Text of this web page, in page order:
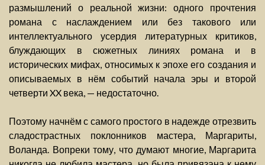
размышлений о реальной жизни: одного прочтения
романа с наслаждением или без такового или
интеллектуального усердия литературных критиков,
блуждающих в сюжетных линиях романа и в
исторических мифах, относимых к эпохе его создания и
описываемых в нём событий начала эры и второй
четверти XX века, — недостаточно.
Поэтому начнём с самого простого в надежде отрезвить
сладострастных поклонников мастера, Маргариты,
Воланда. Вопреки тому, что думают многие, Маргарита